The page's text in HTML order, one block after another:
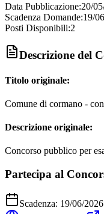
Data Pubblicazione:20/
Scadenza Domande:19/
Posti Disponibili:2
Descrizione del
Titolo originale:
Comune di cormano -
Descrizione originale:
Concorso pubblico per
Partecipa al
Scadenza: 19/06/2026